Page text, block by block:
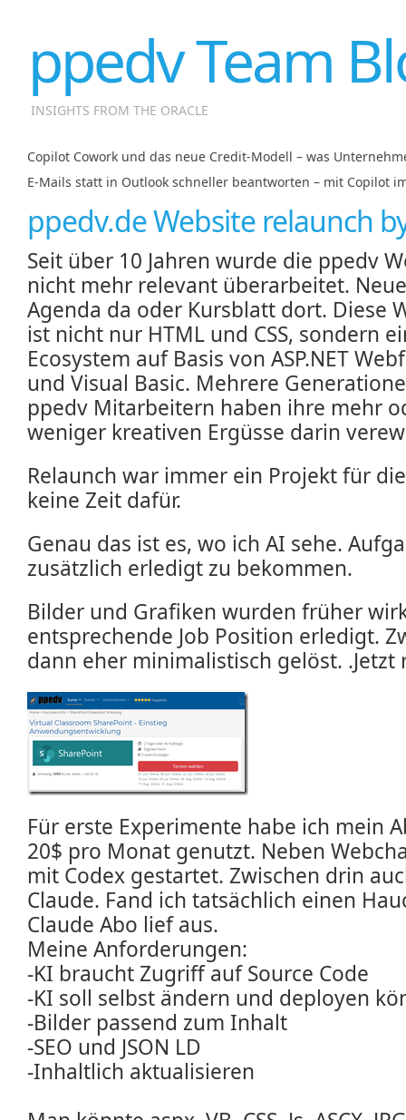
ppedv Team
INSIGHTS FROM THE ORACLE
Copilot Cowork und das neue Credit-Modell – was
E-Mails statt in Outlook schneller beantworten – mit Copilot
ppedv.de Website relaunch
Seit über 10 Jahren wurde die ppedv
nicht mehr relevant überarbeitet.
Agenda da oder Kursblatt dort. Diese
ist nicht nur HTML und CSS, sondern
Ecosystem auf Basis von ASP.NET
und Visual Basic. Mehrere
ppedv Mitarbeitern haben ihre mehr
weniger kreativen Ergüsse darin
Relaunch war immer ein Projekt für
keine Zeit dafür.
Genau das ist es, wo ich AI sehe.
zusätzlich erledigt zu bekommen.
Bilder und Grafiken wurden früher
entsprechende Job Position erledigt.
dann eher minimalistisch gelöst.
Für erste Experimente habe ich mein
20$ pro Monat genutzt. Neben
mit Codex gestartet. Zwischen drin
Claude. Fand ich tatsächlich einen
Claude Abo lief aus.
Meine Anforderungen:
-KI braucht Zugriff auf Source Code
-KI soll selbst ändern und deployen
-Bilder passend zum Inhalt
-SEO und JSON LD
-Inhaltlich aktualisieren